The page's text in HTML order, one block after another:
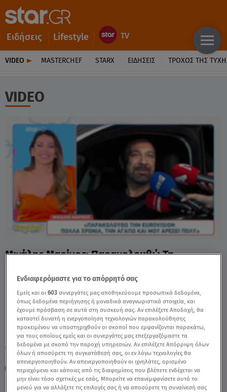
Ειδήσεις Lifestyle
VIDEO MASTERCHEF STARX ΕΙΔΉΣΕΙΣ ΤΡΟΧΌΣ ΤΗΣ
VIDEO
Μιχάλης Μαρίνος: Παρακολουθώ Τη
TAGS: ΜΙΧΑΛΗΣ ΜΑΡΙΝΟΣ EUROVISION
EUROVISION 2026 AKYLAS FERTO
Ενδιαφερόμαστε για το απόρρητό σας
Εμείς και οι603 συνεργάτες μας αποθηκεύουμε προσωπικά δεδομένα,
όπως δεδομένα περιήγησης ή μοναδικά αναγνωριστικά στοιχεία, και
έχουμε πρόσβαση σε αυτά στη συσκευή σας. Αν επιλέξετε Αποδοχή, θα
καταστεί δυνατή η ενεργοποίηση τεχνολογιών παρακολούθησης
προκειμένου να υποστηριχθούν οι σκοποί που εμφανίζονται παρακάτω,
για τους οποίους εμείς και οι συνεργάτες μας επεξεργαζόμαστε τα
δεδομένα με σκοπό την παροχή υπηρεσιών. Αν επιλέξετε Απόρριψη όλων
όλων ή αποσύρετε τη συγκατάθεσή σας, οι εν λόγω τεχνολογίες θα
απενεργοποιηθούν. Αν απενεργοποιηθούν οι ιχνηλάτες, ορισμένο
περιεχόμενο και κάποιες από τις διαφημίσεις που βλέπετε ενδέχεται να
μην είναι τόσο σχετικές με εσάς. Μπορείτε να επανεμφανίσετε αυτό το
μενού για να αλλάξετε τις επιλογές σας ή να αποσύρετε τη συναίνεσή σας